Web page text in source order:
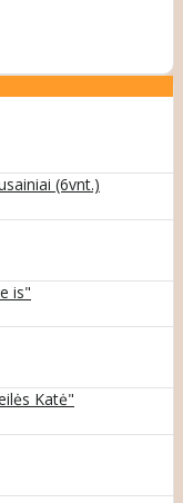
(6vnt.)
is"
Katė"